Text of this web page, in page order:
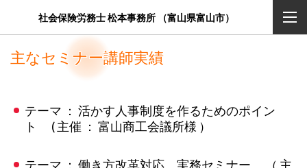
社会保険労務士 松本事務所 （富山県富山市）
主なセミナー講師実績
テーマ ： 活かす人事制度を作るためのポイン
ト ( 主催 ： 富山商工会議所様 ）
テーマ ： 働き方改革対応、実務セミナー （ 主